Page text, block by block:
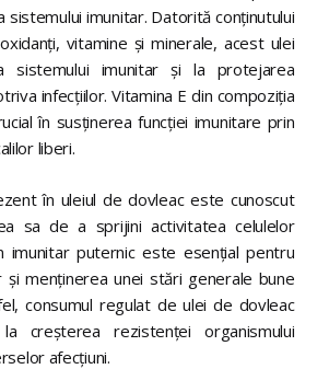
sistemului imunitar. Datorită conținutului
vitamine și minerale, acest ulei
sistemului imunitar și la protejarea
infecțiilor. Vitamina E din compoziția
în susținerea funcției imunitare prin
liberi.
în uleiul de dovleac este cunoscut
sa de a sprijini activitatea celulelor
imunitar puternic este esențial pentru
și menținerea unei stări generale bune
consumul regulat de ulei de dovleac
creșterea rezistenței organismului
afecțiuni.